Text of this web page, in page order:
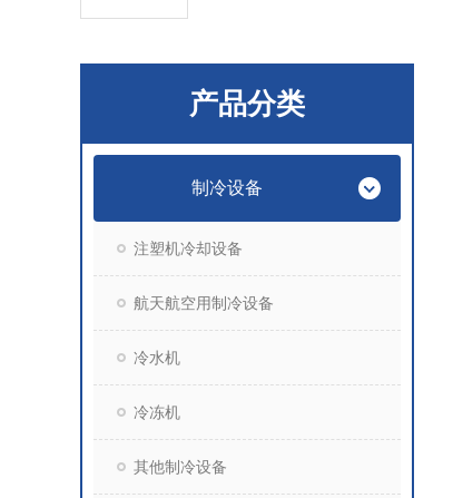
产品分类
制冷设备
注塑机冷却设备
航天航空用制冷设备
冷水机
冷冻机
其他制冷设备